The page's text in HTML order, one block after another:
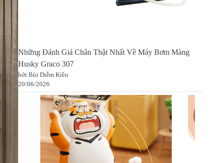
Những Đánh Giá Chân Thật Nhất Về Máy Bơm Màng
Husky Graco 307
bởi Bùi Diễm Kiều
20/06/2026